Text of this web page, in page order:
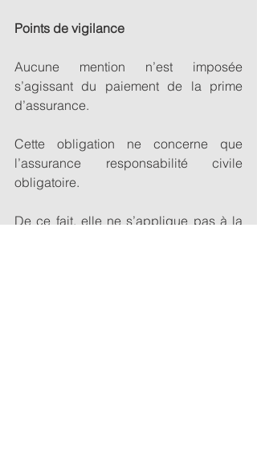
Points de vigilance
Aucune mention n’est imposée
s’agissant du paiement de la prime
d’assurance.
Cette obligation ne concerne que
l’assurance responsabilité civile
obligatoire.
De ce fait, elle ne s’applique pas à la